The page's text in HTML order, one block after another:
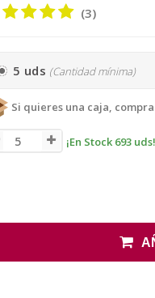
(3)
5 uds (Cantidad mínima)
Si quieres una caja,
¡En Stock 693 uds!